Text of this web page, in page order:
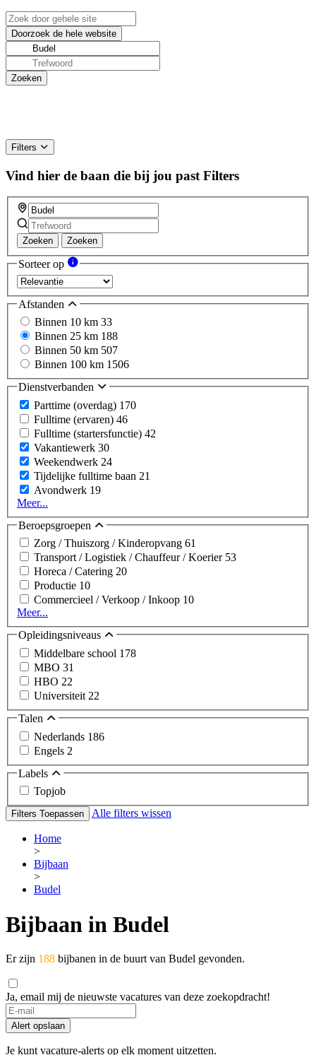
Filters
Vind hier de baan die bij jou past Filters
Zoeken Zoeken
Sorteer op
Afstanden
Binnen 10 km 33
Binnen 25 km 188
Binnen 50 km 507
Binnen 100 km 1506
Dienstverbanden
Parttime (overdag) 170
Fulltime (ervaren) 46
Fulltime (startersfunctie) 42
Vakantiewerk 30
Weekendwerk 24
Tijdelijke fulltime baan 21
Avondwerk 19
Meer...
Beroepsgroepen
Zorg / Thuiszorg / Kinderopvang 61
Transport / Logistiek / Chauffeur / Koerier 53
Horeca / Catering 20
Productie 10
Commercieel / Verkoop / Inkoop 10
Meer...
Opleidingsniveaus
Middelbare school 178
MBO 31
HBO 22
Universiteit 22
Talen
Nederlands 186
Engels 2
Labels
Topjob
Filters Toepassen Alle filters wissen
Home
>
Bijbaan
>
Budel
Bijbaan in Budel
Er zijn 188 bijbanen in de buurt van Budel gevonden.
Ja, email mij de nieuwste vacatures van deze zoekopdracht!
If
you
are
a
Alert opslaan
Je kunt vacature-alerts op elk moment uitzetten.